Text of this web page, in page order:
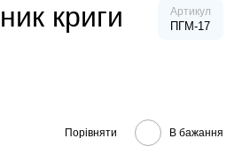
криги
Артикул
ПГМ-17
Порівняти В бажання